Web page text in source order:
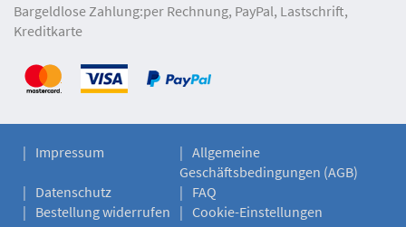
Bargeldlose Zahlung:per Rechnung, PayPal, Lastschrift,
Kreditkarte
Impressum
Allgemeine
Geschäftsbedingungen (AGB)
Datenschutz
FAQ
Bestellung widerrufen
Cookie-Einstellungen